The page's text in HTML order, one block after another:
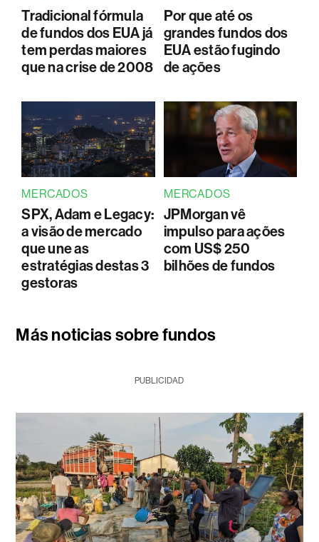
Tradicional fórmula
de fundos dos EUA já
tem perdas maiores
que na crise de 2008
Por que até os
grandes fundos dos
EUA estão fugindo
de ações
MERCADOS
SPX, Adam e Legacy:
a visão de mercado
que une as
estratégias destas 3
gestoras
MERCADOS
JPMorgan vê
impulso para ações
com US$ 250
bilhões de fundos
Más noticias sobre fundos
PUBLICIDAD